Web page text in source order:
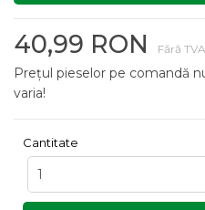
40,99 RON Fără
Prețul pieselor pe comandă
varia!
Cantitate